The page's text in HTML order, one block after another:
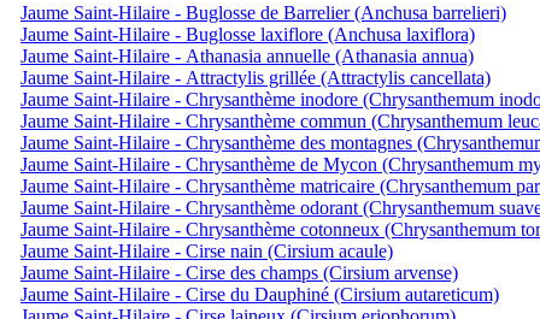
Jaume Saint-Hilaire - Buglosse de Barrelier (Anchusa barrelieri)
Jaume Saint-Hilaire - Buglosse laxiflore (Anchusa laxiflora)
Jaume Saint-Hilaire - Athanasia annuelle (Athanasia annua)
Jaume Saint-Hilaire - Attractylis grillée (Attractylis cancellata)
Jaume Saint-Hilaire - Chrysanthème inodore (Chrysanthemum
Jaume Saint-Hilaire - Chrysanthème commun (Chrysanthemum
Jaume Saint-Hilaire - Chrysanthème des montagnes
Jaume Saint-Hilaire - Chrysanthème de Mycon (Chrysanthemum
Jaume Saint-Hilaire - Chrysanthème matricaire (Chrysanthemum
Jaume Saint-Hilaire - Chrysanthème odorant (Chrysanthemum
Jaume Saint-Hilaire - Chrysanthème cotonneux (Chrysanthemum
Jaume Saint-Hilaire - Cirse nain (Cirsium acaule)
Jaume Saint-Hilaire - Cirse des champs (Cirsium arvense)
Jaume Saint-Hilaire - Cirse du Dauphiné (Cirsium autareticum)